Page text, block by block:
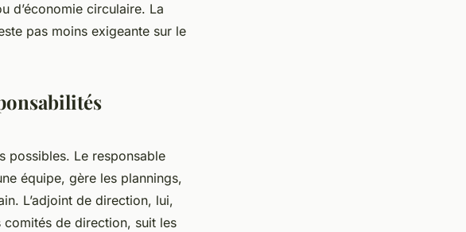
d’économie circulaire. La
pas moins exigeante sur le
possibles. Le responsable
équipe, gère les plannings,
L’adjoint de direction, lui,
de direction, suit les